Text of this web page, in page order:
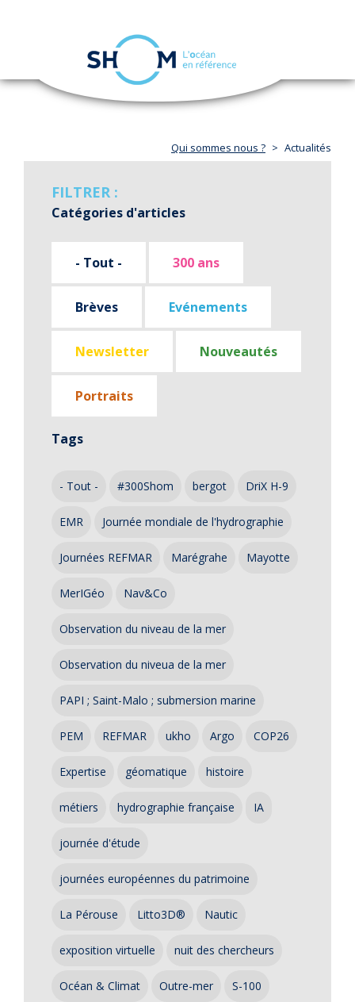
Aller
navigation
Qui sommes nous ? Actualités
FILTRER :
Catégories d'articles
- Tout - 300 ans
Brèves Evénements
Newsletter Nouveautés
Portraits
Tags
- Tout - #300Shom bergot DriX H-9
EMR Journée mondiale de l'hydrographie
Journées REFMAR Marégrahe Mayotte
MerIGéo Nav&Co
Observation du niveau de la mer
Observation du niveua de la mer
PAPI ; Saint-Malo ; submersion marine
PEM REFMAR ukho Argo COP26
Expertise géomatique histoire
métiers hydrographie française IA
journée d'étude
journées européennes du patrimoine
La Pérouse Litto3D® Nautic
exposition virtuelle nuit des chercheurs
Océan & Climat Outre-mer S-100